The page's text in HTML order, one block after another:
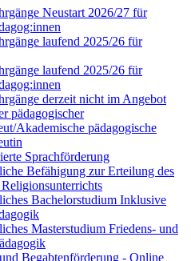
Neustart 2026/27 für
laufend 2025/26 für
laufend 2025/26 für
derzeit nicht im Angebot
pädagogischer
Akademische pädagogische
Sprachförderung
Befähigung zur Erteilung des
Bachelorstudium Inklusive
Masterstudium Friedens- und
Begabtenförderung - Online